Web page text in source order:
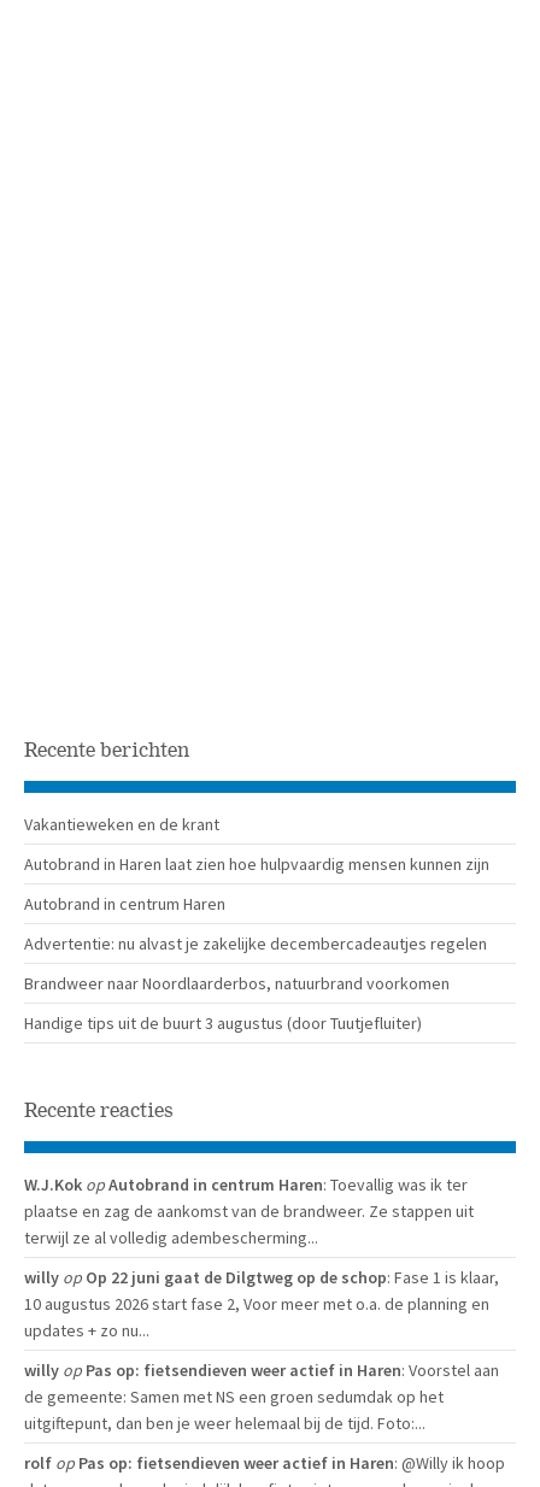
Recente berichten
Vakantieweken en de krant
Autobrand in Haren laat zien hoe hulpvaardig mensen kunnen zijn
Autobrand in centrum Haren
Advertentie: nu alvast je zakelijke decembercadeautjes regelen
Brandweer naar Noordlaarderbos, natuurbrand voorkomen
Handige tips uit de buurt 3 augustus (door Tuutjefluiter)
Recente reacties
W.J.Kok opAutobrand in centrum Haren: Toevallig was ik ter
plaatse en zag de aankomst van de brandweer. Ze stappen uit
terwijl ze al volledig adembescherming...
willy op Op 22 juni gaat de Dilgtweg op de schop: Fase 1 is klaar,
10 augustus 2026 start fase 2, Voor meer met o.a. de planning en
updates + zo nu...
willy op Pas op: fietsendieven weer actief in Haren: Voorstel aan
de gemeente: Samen met NS een groen sedumdak op het
uitgiftepunt, dan ben je weer helemaal bij de tijd. Foto:...
rolf op Pas op: fietsendieven weer actief in Haren: @Willy ik hoop